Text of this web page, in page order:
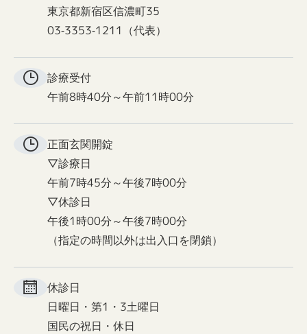
東京都新宿区信濃町35
03-3353-1211（代表）
診療受付
午前8時40分～午前11時00分
正面玄関開錠
▽診療日
午前7時45分～午後7時00分
▽休診日
午後1時00分～午後7時00分
（指定の時間以外は出入口を閉鎖）
休診日
日曜日・第1・3土曜日
国民の祝日・休日